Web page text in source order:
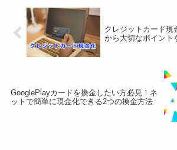
クレジットカード現
から大切なポイント
GooglePlayカードを換金したい方必見！ネ
ットで簡単に現金化できる2つの換金方法